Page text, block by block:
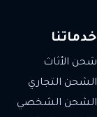
خدماتنا
شحن الأثاث
الشحن التجاري
الشحن الشخصي